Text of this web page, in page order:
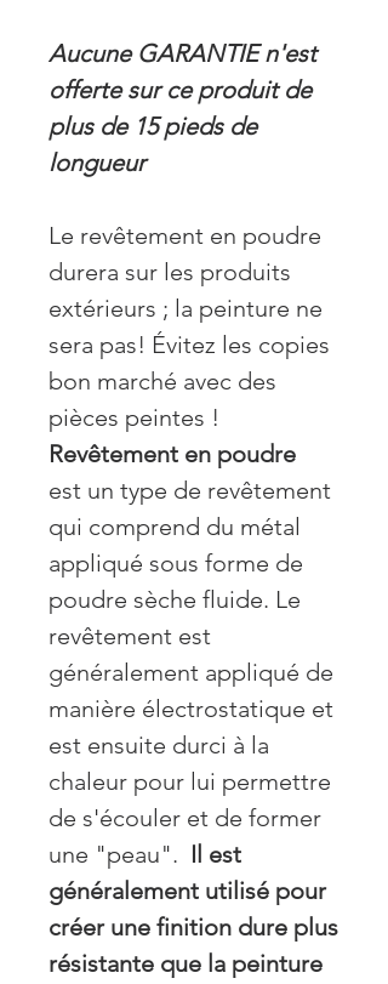
Aucune GARANTIE n'est
offerte sur ce produit de
plus de 15 pieds de
longueur
Le revêtement en poudre
durera sur les produits
extérieurs ; la peinture ne
sera pas! Évitez les copies
bon marché avec des
pièces peintes !
Revêtement en poudre
est un type de revêtement
qui comprend du métal
appliqué sous forme de
poudre sèche fluide. Le
revêtement est
généralement appliqué de
manière électrostatique et
est ensuite durci à la
chaleur pour lui permettre
de s'écouler et de former
une "peau". Il est
généralement utilisé pour
créer une finition dure plus
résistante que la peinture